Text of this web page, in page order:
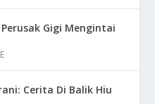
Gigi Mengintai
Cerita Di Balik Hiu